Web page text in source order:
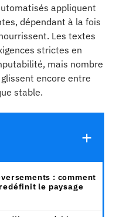
appliquent
dépendant à la fois
Les textes
strictes en
mais nombre
encore entre
stable.
: comment
le paysage